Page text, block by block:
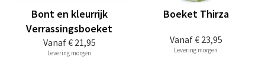
Vanaf€ 21,95
Bont en kleurrijk
Verrassingsboeket
Levering morgen
Vanaf€ 23,95
Boeket Thirza
Levering morgen